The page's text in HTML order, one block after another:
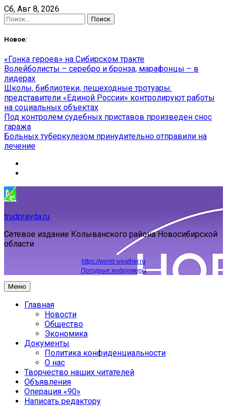
Skip
to
content
Сб, Авг 8, 2026
Найти:
Новое:
«Гонка героев» на Сибирском тракте
Волейболисты – серебро и бронза, марафонцы – в
лидерах
Школы, библиотеки, пешеходные тротуары:
представители «Единой России» контролируют работы
на социальных объектах
Под контролем судебных приставов произведен снос
гаража
Больных туберкулезом принудительно отправили на
лечение
trudpravda.ru
Сетевое издание Колыванского района Новосибирской
области
https://world-weather.ru
Погодные информеры
Меню
Главная
Новости
Общество
Экономика
Документы
Политика конфиденциальности
О нас
Творчество наших читателей
Объявления
Операция «90»
Написать редактору